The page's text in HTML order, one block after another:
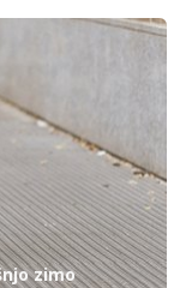
zimo